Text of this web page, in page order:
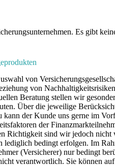
Es gibt
von
von
Beratung stellen wir
Über die jeweilige
der Kunde uns gerne im
der
Richtigkeit sind wir jedoch
bedingt erfolgen. Im
(Versicherer) nur bedingt
verantwortlich. Sie können